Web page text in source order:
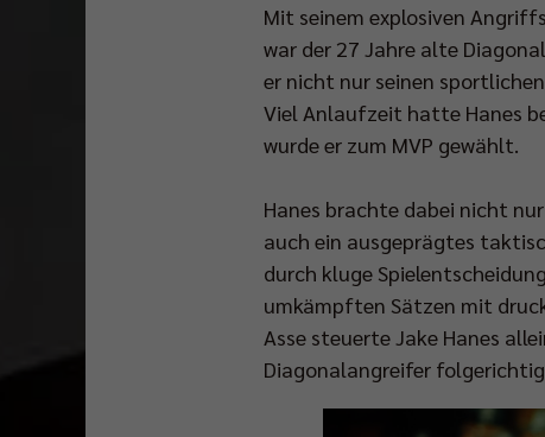
Mit seinem explosiven
war der 27 Jahre alte
er nicht nur seinen
Viel Anlaufzeit hatte Hanes
wurde er zum MVP gewählt.
Hanes brachte dabei nicht
auch ein ausgeprägtes
durch kluge
umkämpften Sätzen mit
Asse steuerte Jake Hanes
Diagonalangreifer